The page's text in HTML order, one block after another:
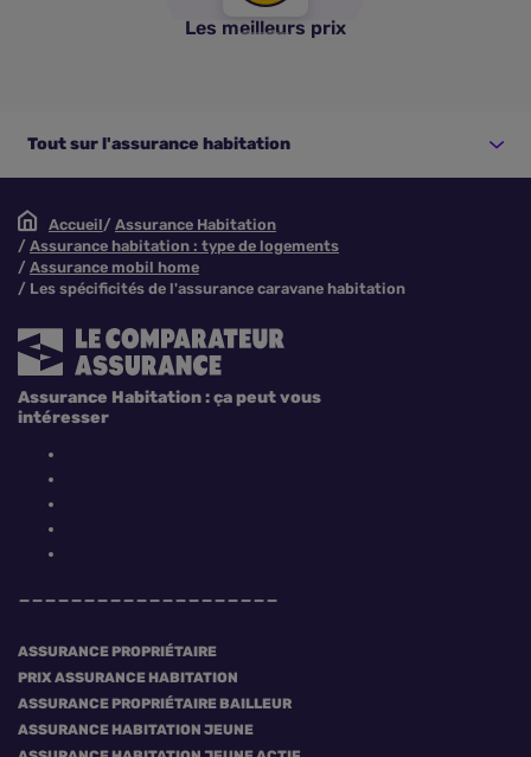
Les meilleurs prix
Tout sur l'assurance habitation
Accueil
Assurance Habitation
Assurance habitation : type de logements
Assurance mobil home
Les spécificités de l'assurance caravane habitation
ASSURANCE PROPRIÉTAIRE
PRIX ASSURANCE HABITATION
ASSURANCE PROPRIÉTAIRE BAILLEUR
ASSURANCE HABITATION JEUNE
Assurance Habitation : ça peut vous
intéresser